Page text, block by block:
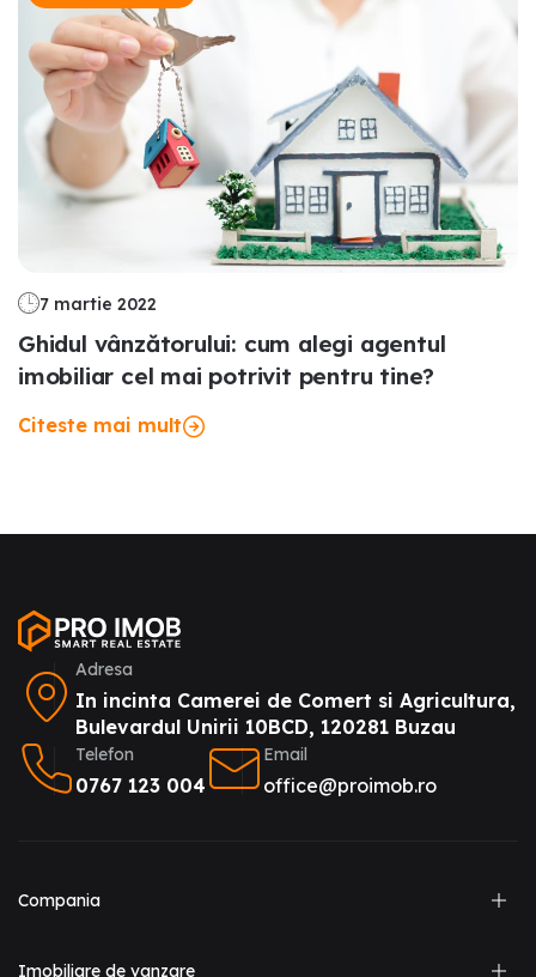
7 martie 2022
Ghidul vânzătorului: cum alegi agentul
imobiliar cel mai potrivit pentru tine?
Citeste mai mult
Adresa
In incinta Camerei de Comert si Agricultura,
Bulevardul Unirii 10BCD, 120281 Buzau
Telefon
0767 123 004
Email
office@proimob.ro
Compania
Imobiliare de vanzare